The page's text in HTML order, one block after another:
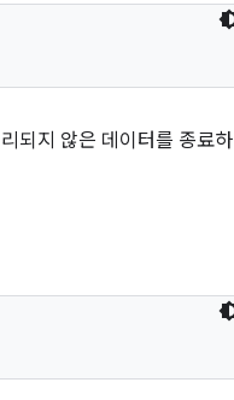
되지 않은 데이터를 종료하